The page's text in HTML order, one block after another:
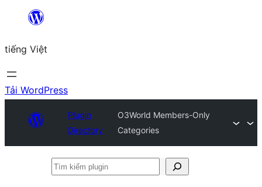
Chuyển
phần
nội
dung
tiếng Việt
Tải WordPress
Plugin
Directory
O3World Members-Only
Categories
Tìm